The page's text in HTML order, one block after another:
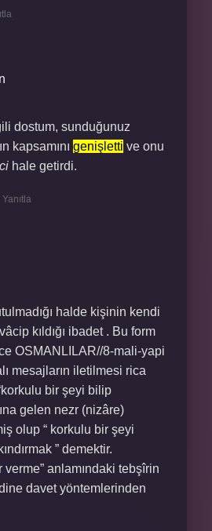
dostum, sunduğunuz
kapsamını genişletti ve onu
hale getirdi.
Yanıtla
halde kişinin kendi
kıldığı ibadet . Bu form
OSMANLILAR//8-mali-yapi
mesajların iletilmesi rica
bir şeyi bilip
gelen nezr (nizâre)
olup “ korkulu bir şeyi
” demektir.
anlamındaki tebşîrin
davet yöntemlerinden